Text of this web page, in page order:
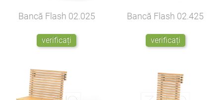
Bancă Flash 02.025
verificați
Bancă Flash 02.425
verificați